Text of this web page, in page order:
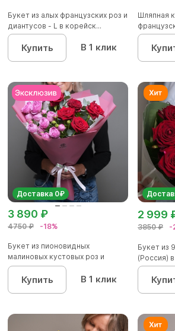
Букет из алых французских роз и
диантусов - L в корейск...
Купить В 1 клик
Шляпная
Доставка 0₽
4750 ₽ -18%
3 890 ₽
Букет из пионовидных
малиновых кустовых роз и
красных р...
Купить В 1 клик
3850 ₽ -
2 999
Букет из
(Россия)